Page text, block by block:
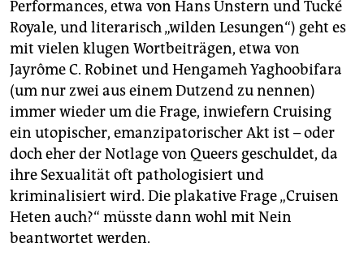
Performances, etwa von Hans Unstern und Tucké
Royale, und literarisch „wilden Lesungen“) geht es
mit vielen klugen Wortbeiträgen, etwa von
Jayrôme C. Robinet und Hengameh Yaghoobifara
(um nur zwei aus einem Dutzend zu nennen)
immer wieder um die Frage, inwiefern Cruising
ein utopischer, emanzipatorischer Akt ist – oder
doch eher der Notlage von Queers geschuldet, da
ihre Sexualität oft pathologisiert und
kriminalisiert wird. Die plakative Frage „Cruisen
Heten auch?“ müsste dann wohl mit Nein
beantwortet werden.